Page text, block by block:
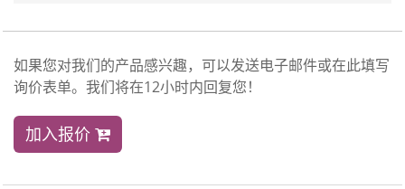
如果您对我们的产品感兴趣，可以发送电子邮件或在此填写
询价表单。我们将在12小时内回复您！
加入报价